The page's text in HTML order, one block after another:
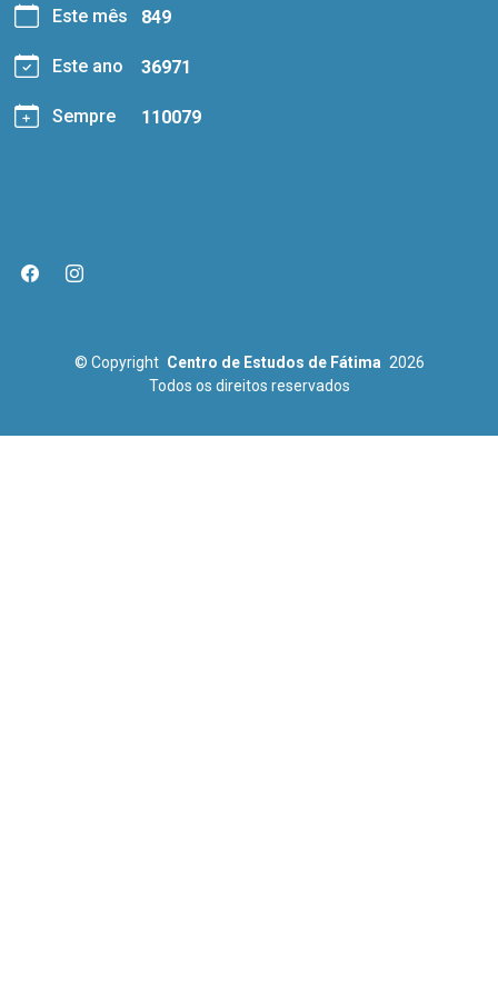
Este mês 849
Este ano 36971
Sempre 110079
© Copyright Centro de Estudos de Fátima 2026
Todos os direitos reservados